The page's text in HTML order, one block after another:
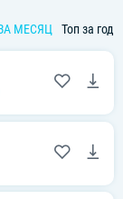
МЕСЯЦ Топ за год